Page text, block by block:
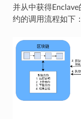
并从中获得
约的调用流程如下：